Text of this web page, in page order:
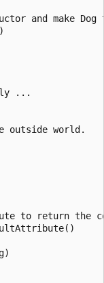
and make Dog
...
outside world.
to return the